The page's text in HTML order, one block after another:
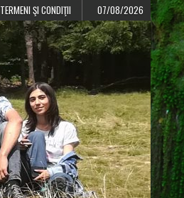
TERMENI ŞI CONDIŢII 07/08/2026